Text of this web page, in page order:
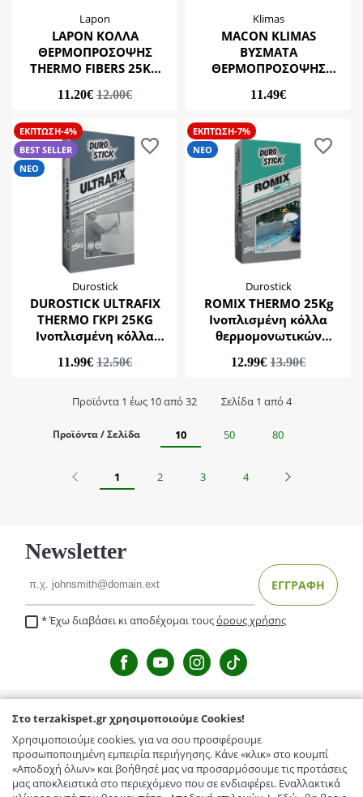
Lapon
LAPON ΚΟΛΛΑ
ΘΕΡΜΟΠΡΟΣΟΨΗΣ
THERMO FIBERS 25KG
11.20€ 12.00€
Klimas
MACON KLIMAS
ΒΥΣΜΑΤΑ
ΘΕΡΜΟΠΡΟΣΟΨΗΣ
8,5CM Χ 28CM (10ΤΕΜ)
11.49€
ΕΚΠΤΩΣΗ-4%
BEST SELLER
ΝΕΟ
Durostick
DUROSTICK ULTRAFIX
THERMO ΓΚΡΙ 25KG
Ινοπλισμένη κόλλα
πλακών
11.99€ 12.50€
ΕΚΠΤΩΣΗ-7%
ΝΕΟ
Durostick
ROMIX THERMO 25Kg
Ινοπλισμένη κόλλα
θερμομονωτικών
ταράτσες
12.99€ 13.90€
Προϊόντα 1 έως 10 από 32 Σελίδα 1 από 4
Προϊόντα / Σελίδα 10 50 80
Προηγούμενο
1 2 3 4 Επόμενο
Newsletter
ΕΓΓΡΑΦΗ
Έχω διαβάσει κι αποδέχομαι τουςόρους χρήσης
TERZAKISPET.GR
Μενέλαου Παρλαμά 32,Γιόφυρος
Κόμβος Γαζίου-Κρουσώνα, Γάζι
ΕΞΥΠΗΡΕΤΗΣΗ ΠΕΛΑΤΩΝ
Τρόποι Αποστολής / Μεταφορικά
Στο terzakispet.gr χρησιμοποιούμε Cookies!
Χρησιμοποιούμε cookies, για να σου προσφέρουμε
προσωποποιημένη εμπειρία περιήγησης. Κάνε «κλικ» στο κουμπί
«Αποδοχή όλων» και βοήθησέ μας να προσαρμόσουμε τις προτάσεις
μας αποκλειστικά στο περιεχόμενο που σε ενδιαφέρει. Εναλλακτικά